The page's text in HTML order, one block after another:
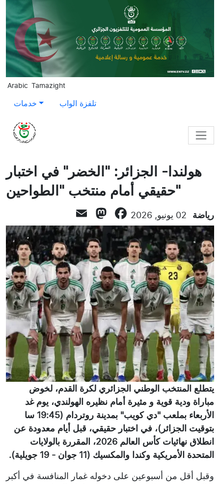
Skip to main content
Arabic Tamazight
خدمات تلفزة الواب
هولندا- الجزائر: "الخضر" في اختبار
حقيقي أمام منتخب "الطواحين"
رياضة 02 يونيو, 2026 Facebook
Mastodon
يتطلع المنتخب الوطني الجزائري لكرة القدم، لخوض
مباراة ودية قوية و مثيرة أمام نظيره الهولندي، يوم غد
الأربعاء بملعب "دي كويب" بمدينة روتردام (19:45 سا
بتوقيت الجزائر)، في اختبار حقيقي، قبل أيام معدودة عن
انطلاق نهائيات كأس العالم 2026، المقررة بالولايات
المتحدة الأمريكية وكندا والمكسيك (11 جوان - 19 جويلية).
وقبل أقل من أسبوعين على دخوله غمار المنافسة في أكبر